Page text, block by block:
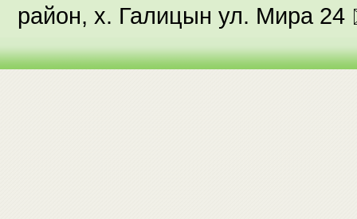
район, х. Галицын ул. Мира